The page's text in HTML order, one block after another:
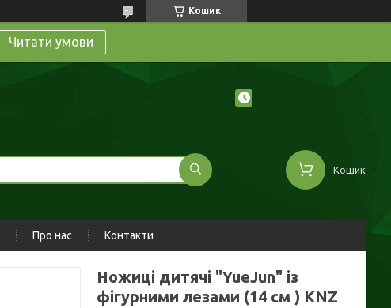
Кошик
Читати умови
Кошик
Про нас Контакти
Ножиці дитячі "YueJun" із
фігурними лезами (14 см ) KNZ